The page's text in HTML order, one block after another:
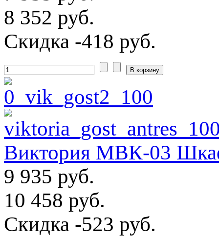
8 352 руб.
Скидка -418 руб.
Виктория МВК-03
9 935 руб.
10 458 руб.
Скидка -523 руб.